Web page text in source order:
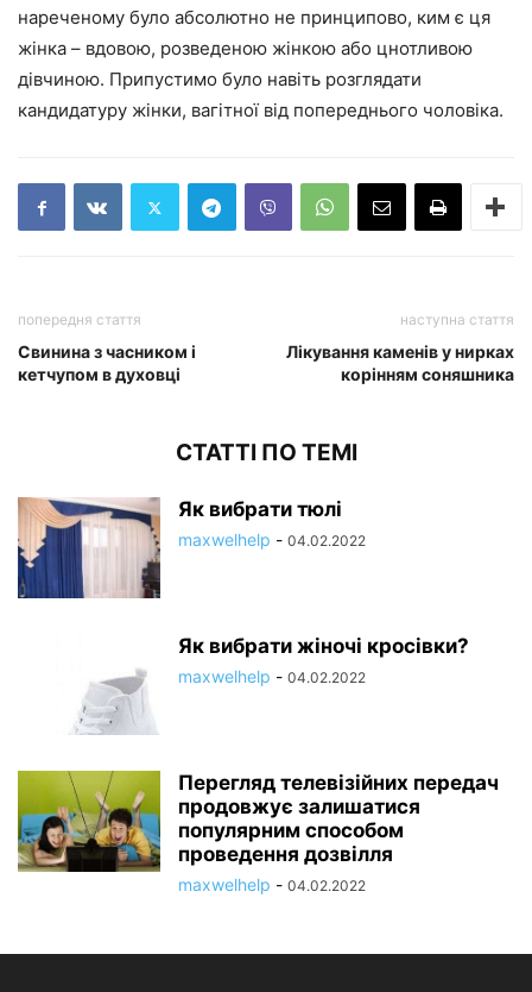
нареченому було абсолютно не принципово, ким є ця
жінка – вдовою, розведеною жінкою або цнотливою
дівчиною. Припустимо було навіть розглядати
кандидатуру жінки, вагітної від попереднього чоловіка.
попередня стаття
Свинина з часником і
кетчупом в духовці
наступна стаття
Лікування каменів у нирках
корінням соняшника
СТАТТІ ПО ТЕМІ
Як вибрати тюлі
maxwelhelp - 04.02.2022
Як вибрати жіночі кросівки?
maxwelhelp - 04.02.2022
Перегляд телевізійних передач
продовжує залишатися
популярним способом
проведення дозвілля
maxwelhelp - 04.02.2022